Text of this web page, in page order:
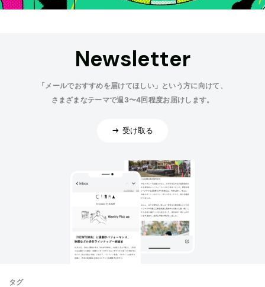
Newsletter
「メールでおすすめを届けてほしい」という方に向けて、
さまざまなテーマで週3〜4回程度お届けします。
受け取る
タグ